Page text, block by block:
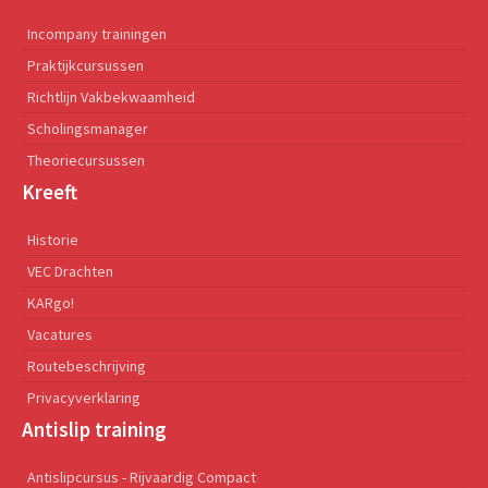
Incompany trainingen
Praktijkcursussen
Richtlijn Vakbekwaamheid
Scholingsmanager
Theoriecursussen
Kreeft
Historie
VEC Drachten
KARgo!
Vacatures
Routebeschrijving
Privacyverklaring
Antislip training
Antislipcursus - Rijvaardig Compact